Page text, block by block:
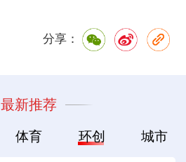
分享：
最新推荐
体育 环创 城市